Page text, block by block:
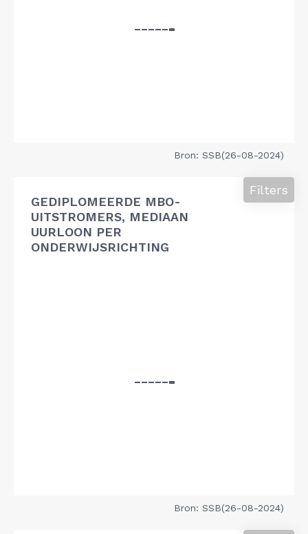
Bron: SSB(26-08-2024)
GEDIPLOMEERDE MBO-
UITSTROMERS, MEDIAAN
UURLOON PER
ONDERWIJSRICHTING
Filters
Bron: SSB(26-08-2024)